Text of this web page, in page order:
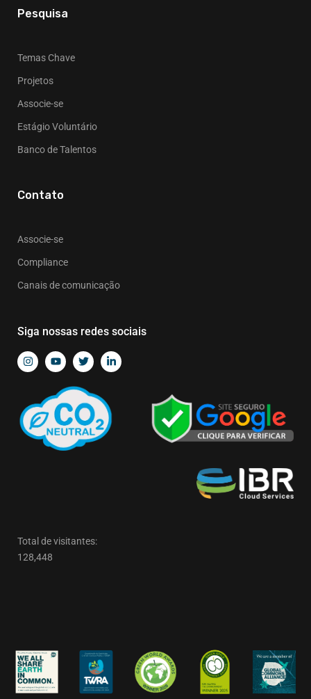
Pesquisa
Temas Chave
Projetos
Associe-se
Estágio Voluntário
Banco de Talentos
Contato
Associe-se
Compliance
Canais de comunicação
Siga nossas redes sociais
Total de visitantes:
128,448